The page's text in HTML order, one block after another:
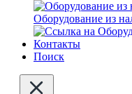
Оборудование из
Контакты
Поиск